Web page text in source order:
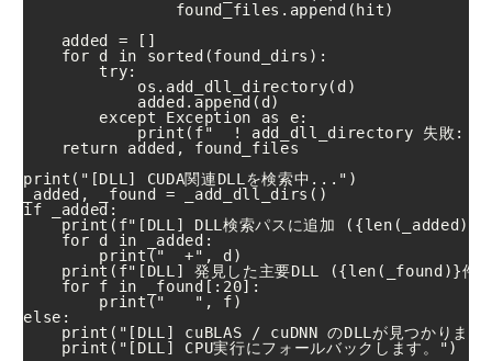
                found_files.append(hit)
    added = []
    for d in sorted(found_dirs):
        try:
            os.add_dll_directory(d)
            added.append(d)
        except Exception as e:
print(f"  ! add_dll_directory 失敗:
    return added, found_files
print("[DLL] CUDA関連DLLを検索中...")
_added, _found = _add_dll_dirs()
if _added:
print(f"[DLL] DLL検索パスに追加 ({len(_added)}
    for d in _added:
        print("  +", d)
print(f"[DLL] 発見した主要DLL ({len(_found)}件
    for f in _found[:20]:
        print("   ", f)
else:
print("[DLL] cuBLAS / cuDNN のDLLが見つかりませ
    print("[DLL] CPU実行にフォールバックします。")